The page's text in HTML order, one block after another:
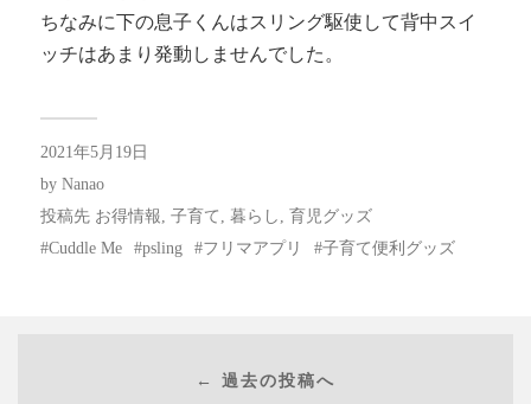
ちなみに下の息子くんはスリング駆使して背中スイ
ッチはあまり発動しませんでした。
2021年5月19日
by Nanao
投稿先 お得情報 子育て 暮らし
育児グッズ
Cuddle Me
psling フリマアプリ 子育て便利グッズ
← 過去の投稿へ